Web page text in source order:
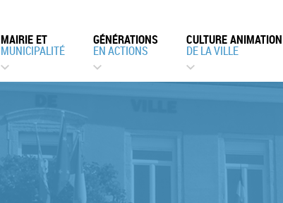
MAIRIE ET
MUNICIPALITÉ
GÉNÉRATIONS
EN ACTIONS
CULTURE ANIMATION
DE LA VILLE